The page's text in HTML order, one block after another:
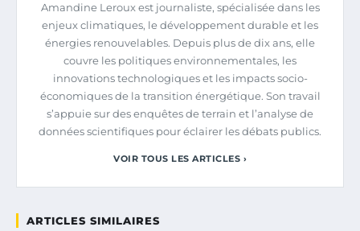
Amandine Leroux est journaliste, spécialisée dans les
enjeux climatiques, le développement durable et les
énergies renouvelables. Depuis plus de dix ans, elle
couvre les politiques environnementales, les
innovations technologiques et les impacts socio-
économiques de la transition énergétique. Son travail
s’appuie sur des enquêtes de terrain et l’analyse de
données scientifiques pour éclairer les débats publics.
VOIR TOUS LES ARTICLES ›
ARTICLES SIMILAIRES